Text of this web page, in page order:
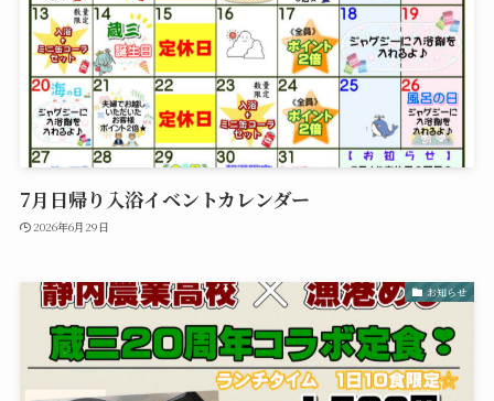
7月日帰り入浴イベントカレンダー
2026年6月29日
お知らせ